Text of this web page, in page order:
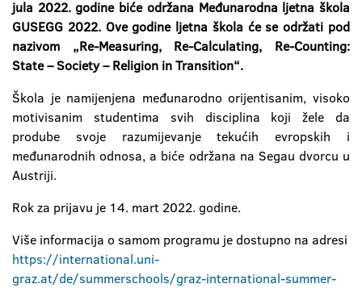
jula 2022. godine biće održana Međunarodna ljetna škola
GUSEGG 2022. Ove godine ljetna škola će se održati pod
nazivom „Re-Measuring, Re-Calculating, Re-Counting:
State – Society – Religion in Transition“.
Škola je namijenjena međunarodno orijentisanim, visoko
motivisanim studentima svih disciplina koji žele da
prodube svoje razumijevanje tekućih evropskih i
međunarodnih odnosa, a biće održana na Segau dvorcu u
Austriji.
Rok za prijavu je 14. mart 2022. godine.
Više informacija o samom programu je dostupno na adresi
https://international.uni-
graz.at/de/summerschools/graz-international-summer-